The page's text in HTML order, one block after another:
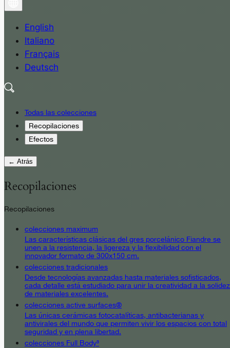
English
Italiano
Français
Deutsch
Todas las colecciones
Recopilaciones
Efectos
← Atrás
Recopilaciones
Recopilaciones
colecciones maximum
Las características clásicas del gres porcelánico Fiandre se
unen a la resistencia, la ligereza y la flexibilidad con el
innovador formato de 300x150 cm.
colecciones tradicionales
Desde tecnologías avanzadas hasta materiales sofisticados,
cada detalle está estudiado para unir la creatividad a la solidez
de materiales excelentes.
colecciones active surfaces®
Las únicas cerámicas fotocatalíticas, antibacterianas y
antivirales del mundo que permiten vivir los espacios con total
seguridad y en plena libertad.
colecciones Full Body³